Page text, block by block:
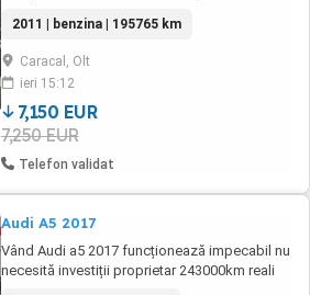
camera marsarier si de bord, tapiterie piele,
senzori de ploaie, de presiune, keyless-entry,
keylles-go, distributie schimbata la 195.000
km, oglinzi electrice si incalzite, cauciucuri ...
2011 | benzina | 195765 km
Caracal, Olt
ieri 15:12
7,150 EUR
7,250 EUR
Telefon validat
Audi A5 2017
Vând Audi a5 2017 funcționează impecabil nu
necesită investiții proprietar 243000km reali